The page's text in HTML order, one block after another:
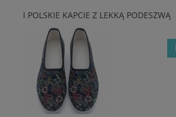
I POLSKIE KAPCIE Z LEKKĄ PODESZWĄ